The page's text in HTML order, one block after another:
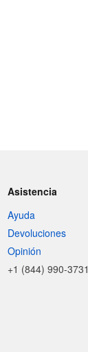
Asistencia
Ayuda
Devoluciones
Opinión
+1 (844) 990-3731